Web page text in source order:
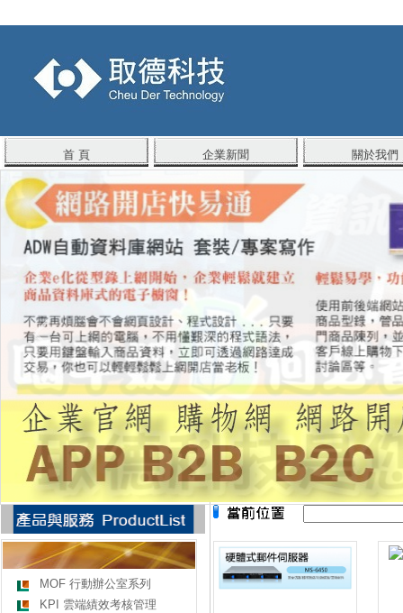
首 頁 企業新聞 關於我們
MOF 行動辦公室系列
KPI 雲端績效考核管理